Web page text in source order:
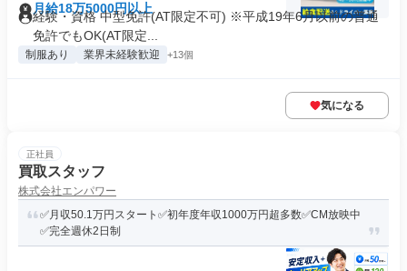
月給18万5000円以上
経験・資格 中型免許(AT限定不可) ※平成19年6月以前の普通
免許でもOK(AT限定...
制服あり 業界未経験歓迎 +13個
気になる
正社員
買取スタッフ
株式会社エンパワー
✅月収50.1万円スタート✅初年度年収1000万円超多数✅CM放映中
✅完全週休2日制